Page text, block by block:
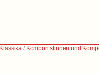
Klassika / Komponistinnen und